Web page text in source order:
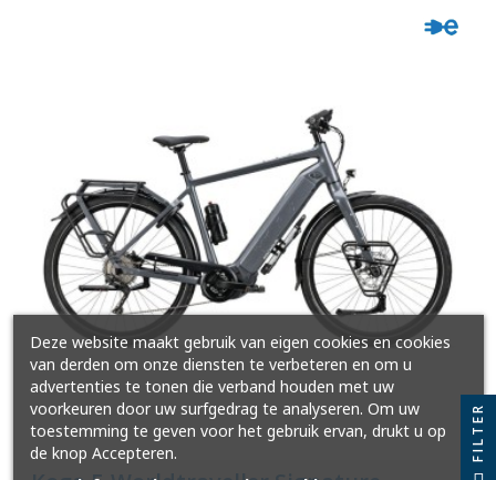
Deze website maakt gebruik van eigen cookies en cookies
van derden om onze diensten te verbeteren en om u
advertenties te tonen die verband houden met uw
voorkeuren door uw surfgedrag te analyseren. Om uw
toestemming te geven voor het gebruik ervan, drukt u op
de knop Accepteren.
FILTER